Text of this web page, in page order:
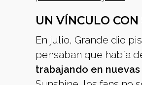
UN VÍNCULO CON
En julio, Grande dio
pensaban que había
trabajando en